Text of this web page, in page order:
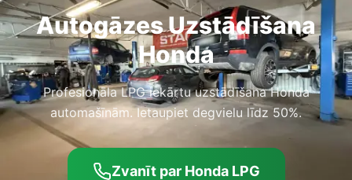
Autogāzes Uzstādīšana
Honda
Profesionāla LPG iekārtu uzstādīšana Honda
automašīnām. Ietaupiet degvielu līdz 50%.
Zvanīt par Honda LPG